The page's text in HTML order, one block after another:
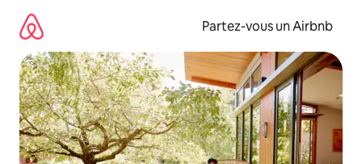
directement
contenu
Partez-vous un Airbnb